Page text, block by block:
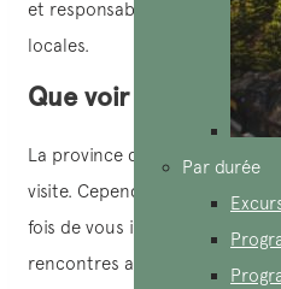
Par durée
et responsable qui apporte
locales.
Que voir et que faire
La province de Hoa Binh
visite. Cependant, si vous
fois de vous immerger en
rencontres authentiques et